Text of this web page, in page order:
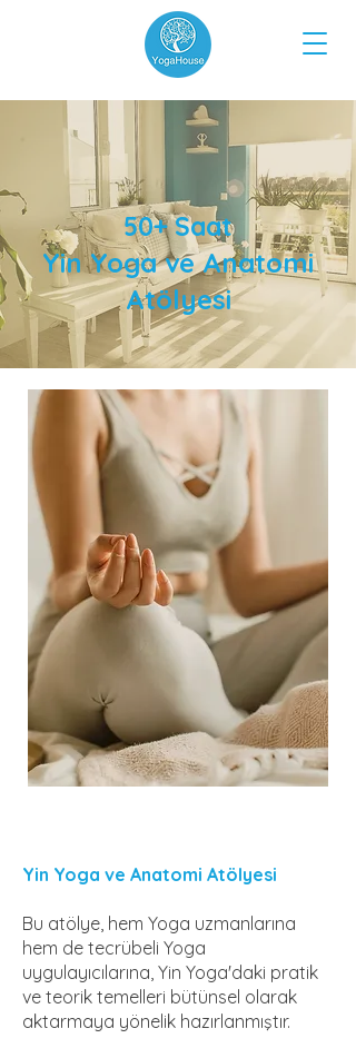
50+ Saat
Yin Yoga ve Anatomi
Atölyesi
Yin Yoga ve Anatomi Atölyesi
Bu atölye, hem Yoga uzmanlarına
hem de tecrübeli Yoga
uygulayıcılarına, Yin Yoga'daki pratik
ve teorik temelleri bütünsel olarak
aktarmaya yönelik hazırlanmıştır.